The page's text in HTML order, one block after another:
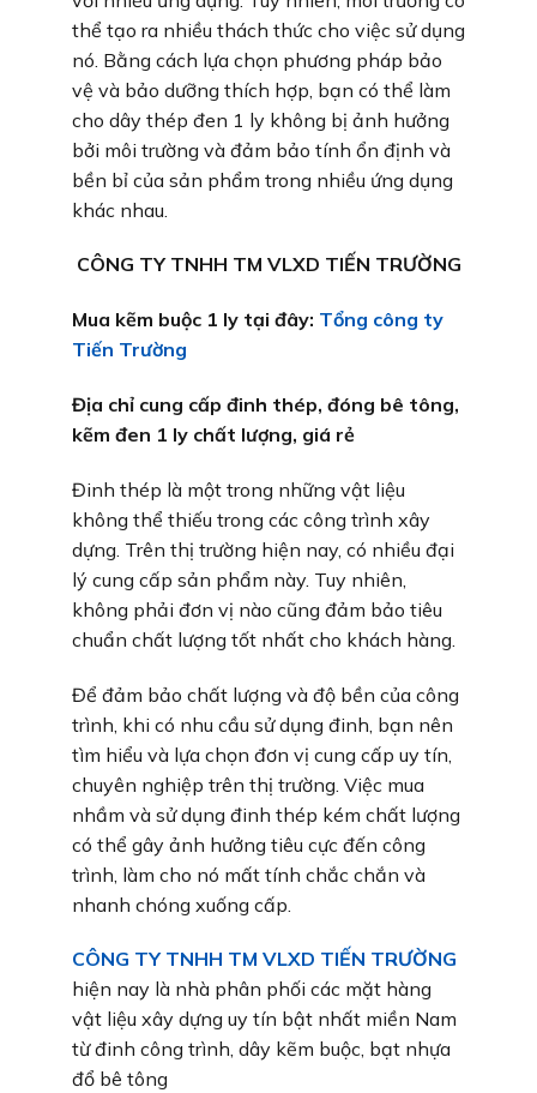
thể tạo ra nhiều thách thức cho việc sử dụng
nó. Bằng cách lựa chọn phương pháp bảo
vệ và bảo dưỡng thích hợp, bạn có thể làm
cho dây thép đen 1 ly không bị ảnh hưởng
bởi môi trường và đảm bảo tính ổn định và
bền bỉ của sản phẩm trong nhiều ứng dụng
khác nhau.
CÔNG TY TNHH TM VLXD TIẾN TRƯỜNG
Mua kẽm buộc 1 ly tại đây: Tổng công ty
Tiến Trường
Địa chỉ cung cấp đinh thép, đóng bê tông,
kẽm đen 1 ly chất lượng, giá rẻ
Đinh thép là một trong những vật liệu
không thể thiếu trong các công trình xây
dựng. Trên thị trường hiện nay, có nhiều đại
lý cung cấp sản phẩm này. Tuy nhiên,
không phải đơn vị nào cũng đảm bảo tiêu
chuẩn chất lượng tốt nhất cho khách hàng.
Để đảm bảo chất lượng và độ bền của công
trình, khi có nhu cầu sử dụng đinh, bạn nên
tìm hiểu và lựa chọn đơn vị cung cấp uy tín,
chuyên nghiệp trên thị trường. Việc mua
nhầm và sử dụng đinh thép kém chất lượng
có thể gây ảnh hưởng tiêu cực đến công
trình, làm cho nó mất tính chắc chắn và
nhanh chóng xuống cấp.
CÔNG TY TNHH TM VLXD TIẾN TRƯỜNG
hiện nay là nhà phân phối các mặt hàng
vật liệu xây dựng uy tín bật nhất miền Nam
từ đinh công trình, dây kẽm buộc, bạt nhựa
đổ bê tông